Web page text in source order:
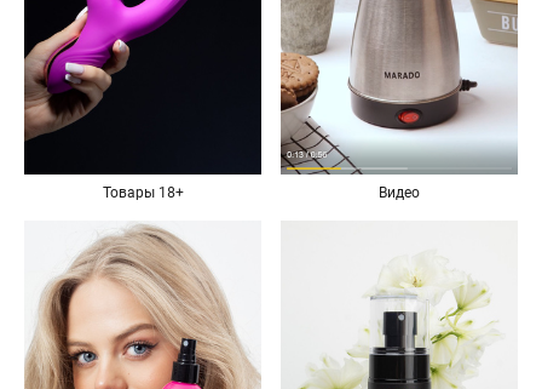
Товары 18+ Видео